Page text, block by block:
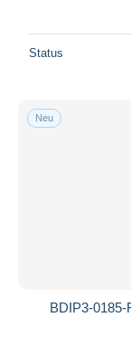
Status
Neu
BDIP3-